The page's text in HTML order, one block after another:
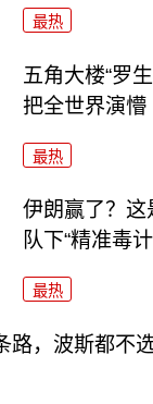
最热
五角大楼“罗
把全世界演懵
最热
伊朗赢了？这
队下“精准毒计
最热
路，波斯都不